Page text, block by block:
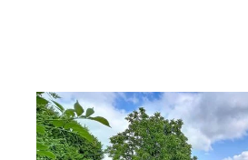
GUERET 23
118,74 m
2, 4 pièces
Ref : 3332